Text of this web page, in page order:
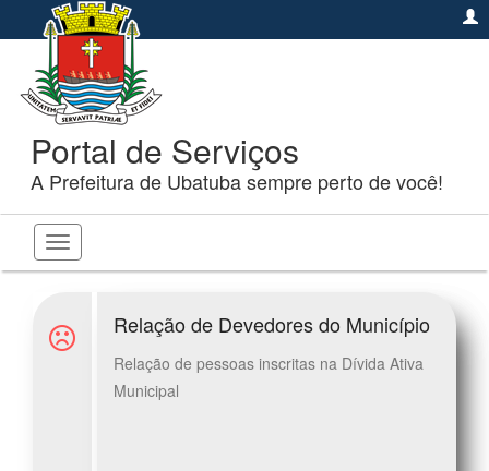
Portal de Serviços
A Prefeitura de Ubatuba sempre perto de você!
Toggle
navigation
Relação de Devedores do Município
Relação de pessoas inscritas na Dívida Ativa
Municipal